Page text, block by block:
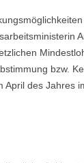
bzw.
des Jahres